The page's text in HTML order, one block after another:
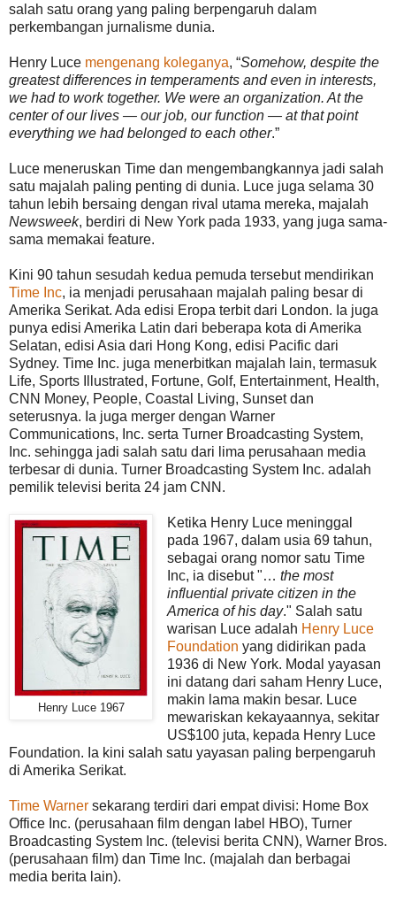
salah satu orang yang paling berpengaruh dalam
perkembangan jurnalisme dunia.
Henry Luce mengenang koleganya, “Somehow, despite the
greatest differences in temperaments and even in interests,
we had to work together. We were an organization. At the
center of our lives — our job, our function — at that point
everything we had belonged to each other.”
Luce meneruskan Time dan mengembangkannya jadi salah
satu majalah paling penting di dunia. Luce juga selama 30
tahun lebih bersaing dengan rival utama mereka, majalah
Newsweek, berdiri di New York pada 1933, yang juga sama-
sama memakai feature.
Kini 90 tahun sesudah kedua pemuda tersebut mendirikan
Time Inc, ia menjadi perusahaan majalah paling besar di
Amerika Serikat. Ada edisi Eropa terbit dari London. Ia juga
punya edisi Amerika Latin dari beberapa kota di Amerika
Selatan, edisi Asia dari Hong Kong, edisi Pacific dari
Sydney. Time Inc. juga menerbitkan majalah lain, termasuk
Life, Sports Illustrated, Fortune, Golf, Entertainment, Health,
CNN Money, People, Coastal Living, Sunset dan
seterusnya. Ia juga merger dengan Warner
Communications, Inc. serta Turner Broadcasting System,
Inc. sehingga jadi salah satu dari lima perusahaan media
terbesar di dunia. Turner Broadcasting System Inc. adalah
pemilik televisi berita 24 jam CNN.
Henry Luce 1967
Ketika Henry Luce meninggal
pada 1967, dalam usia 69 tahun,
sebagai orang nomor satu Time
Inc, ia disebut "… the most
influential private citizen in the
America of his day." Salah satu
warisan Luce adalah Henry Luce
Foundation yang didirikan pada
1936 di New York. Modal yayasan
ini datang dari saham Henry Luce,
makin lama makin besar. Luce
mewariskan kekayaannya, sekitar
US$100 juta, kepada Henry Luce
Foundation. Ia kini salah satu yayasan paling berpengaruh
di Amerika Serikat.
Time Warner sekarang terdiri dari empat divisi: Home Box
Office Inc. (perusahaan film dengan label HBO), Turner
Broadcasting System Inc. (televisi berita CNN), Warner Bros.
(perusahaan film) dan Time Inc. (majalah dan berbagai
media berita lain).